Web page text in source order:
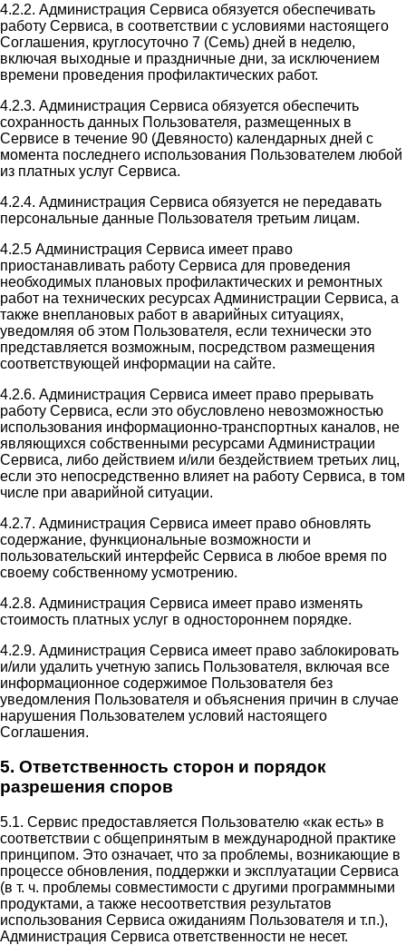
4.2.2. Администрация Сервиса обязуется обеспечивать
работу Сервиса, в соответствии с условиями настоящего
Соглашения, круглосуточно 7 (Семь) дней в неделю,
включая выходные и праздничные дни, за исключением
времени проведения профилактических работ.
4.2.3. Администрация Сервиса обязуется обеспечить
сохранность данных Пользователя, размещенных в
Сервисе в течение 90 (Девяносто) календарных дней с
момента последнего использования Пользователем любой
из платных услуг Сервиса.
4.2.4. Администрация Сервиса обязуется не передавать
персональные данные Пользователя третьим лицам.
4.2.5 Администрация Сервиса имеет право
приостанавливать работу Сервиса для проведения
необходимых плановых профилактических и ремонтных
работ на технических ресурсах Администрации Сервиса, а
также внеплановых работ в аварийных ситуациях,
уведомляя об этом Пользователя, если технически это
представляется возможным, посредством размещения
соответствующей информации на сайте.
4.2.6. Администрация Сервиса имеет право прерывать
работу Сервиса, если это обусловлено невозможностью
использования информационно-транспортных каналов, не
являющихся собственными ресурсами Администрации
Сервиса, либо действием и/или бездействием третьих лиц,
если это непосредственно влияет на работу Сервиса, в том
числе при аварийной ситуации.
4.2.7. Администрация Сервиса имеет право обновлять
содержание, функциональные возможности и
пользовательский интерфейс Сервиса в любое время по
своему собственному усмотрению.
4.2.8. Администрация Сервиса имеет право изменять
стоимость платных услуг в одностороннем порядке.
4.2.9. Администрация Сервиса имеет право заблокировать
и/или удалить учетную запись Пользователя, включая все
информационное содержимое Пользователя без
уведомления Пользователя и объяснения причин в случае
нарушения Пользователем условий настоящего
Соглашения.
5. Ответственность сторон и порядок
разрешения споров
5.1. Сервис предоставляется Пользователю «как есть» в
соответствии с общепринятым в международной практике
принципом. Это означает, что за проблемы, возникающие в
процессе обновления, поддержки и эксплуатации Сервиса
(в т. ч. проблемы совместимости с другими программными
продуктами, а также несоответствия результатов
использования Сервиса ожиданиям Пользователя и т.п.),
Администрация Сервиса ответственности не несет.